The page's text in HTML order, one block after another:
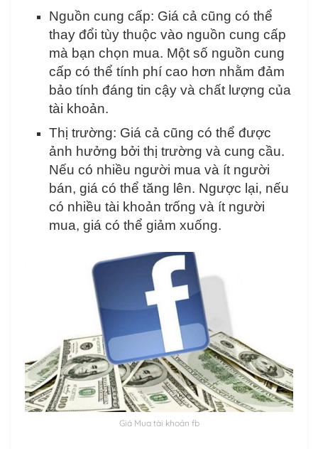
Nguồn cung cấp: Giá cả cũng có thể
thay đổi tùy thuộc vào nguồn cung cấp
mà bạn chọn mua. Một số nguồn cung
cấp có thể tính phí cao hơn nhằm đảm
bảo tính đáng tin cậy và chất lượng của
tài khoản.
Thị trường: Giá cả cũng có thể được
ảnh hưởng bởi thị trường và cung cầu.
Nếu có nhiều người mua và ít người
bán, giá có thể tăng lên. Ngược lại, nếu
có nhiều tài khoản trống và ít người
mua, giá có thể giảm xuống.
Giá Mua tài khoản fb